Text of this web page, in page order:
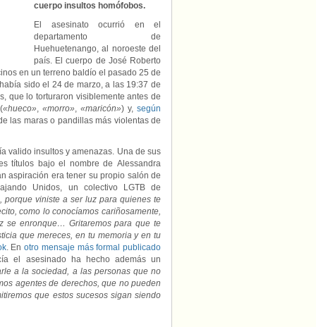
cuerpo insultos homófobos.
El asesinato ocurrió en el
departamento de
Huehuetenango, al noroeste del
país. El cuerpo de José Roberto
en un terreno baldío el pasado 25 de
sido el 24 de marzo, a las 19:37 de
que lo torturaron visiblemente antes de
«hueco», «morro», «maricón») y, según
las maras o pandillas más violentas de
valido insultos y amenazas. Una de sus
títulos bajo el nombre de Alessandra
aspiración era tener su propio salón de
Unidos, un colectivo LGTB de
viniste a ser luz para quienes te
como lo conocíamos cariñosamente,
se enronque… Gritaremos para que te
que mereces, en tu memoria y en tu
. Enotro mensaje más formal publicado
el asesinado ha hecho además un
a la sociedad, a las personas que no
agentes de derechos, que no pueden
que estos sucesos sigan siendo